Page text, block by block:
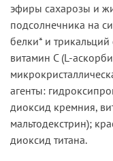
эфиры сахарозы и
подсолнечника на
белки* и
витамин С (L-
агенты:
диоксид кремния,
мальтодекстрин);
диоксид титана.